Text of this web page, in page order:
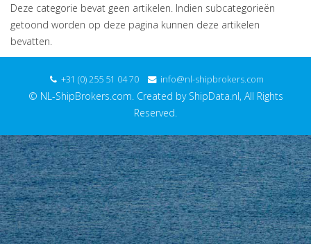
Deze categorie bevat geen artikelen. Indien subcategorieën
getoond worden op deze pagina kunnen deze artikelen
bevatten.
+31 (0) 255 51 04 70 info@nl-shipbrokers.com
© NL-ShipBrokers.com. Created by ShipData.nl, All Rights
Reserved.